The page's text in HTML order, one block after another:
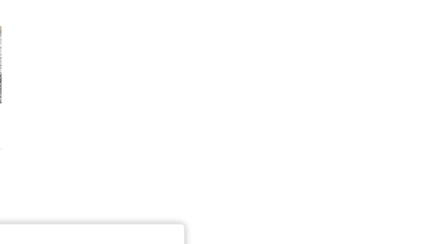
cm / 23 in, KALÇA: 84 cm / 33 in, Renk: Mavi, Boyut: 3XL